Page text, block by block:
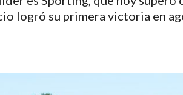
logró su primera victoria en